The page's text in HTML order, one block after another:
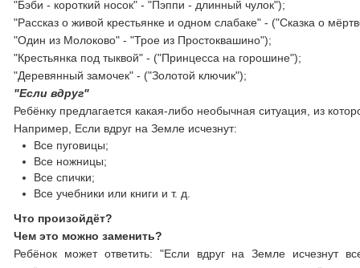
"Бэби - короткий носок" - "Пэппи - длинный чулок");
"Рассказ о живой крестьянке и одном слабаке" - ("Сказка о
"Один из Молоково" - "Трое из Простоквашино");
"Крестьянка под тыквой" - ("Принцесса на горошине");
"Деревянный замочек" - ("Золотой ключик");
"Если вдруг"
Ребёнку предлагается какая-либо необычная ситуация, из
Например, Если вдруг на Земле исчезнут:
Все пуговицы;
Все ножницы;
Все спички;
Все учебники или книги и т. д.
Что произойдёт?
Чем это можно заменить?
Ребёнок может ответить: "Если вдруг на Земле исчезнут